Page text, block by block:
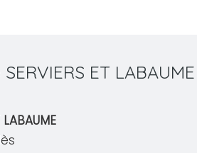
ET LABAUME